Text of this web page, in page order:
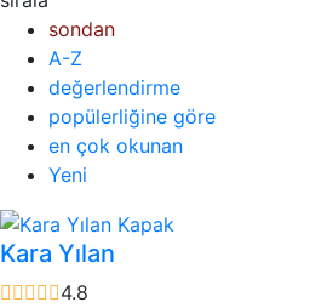
sondan
A-Z
değerlendirme
popülerliğine göre
en çok okunan
Yeni
Kara Yılan
4.8